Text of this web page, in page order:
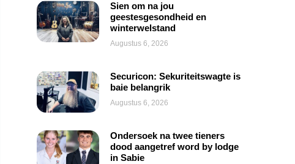
Sien om na jou
geestesgesondheid en
winterwelstand
Augustus 6, 2026
Securicon: Sekuriteitswagte is
baie belangrik
Augustus 6, 2026
Ondersoek na twee tieners
dood aangetref word by lodge
in Sabie